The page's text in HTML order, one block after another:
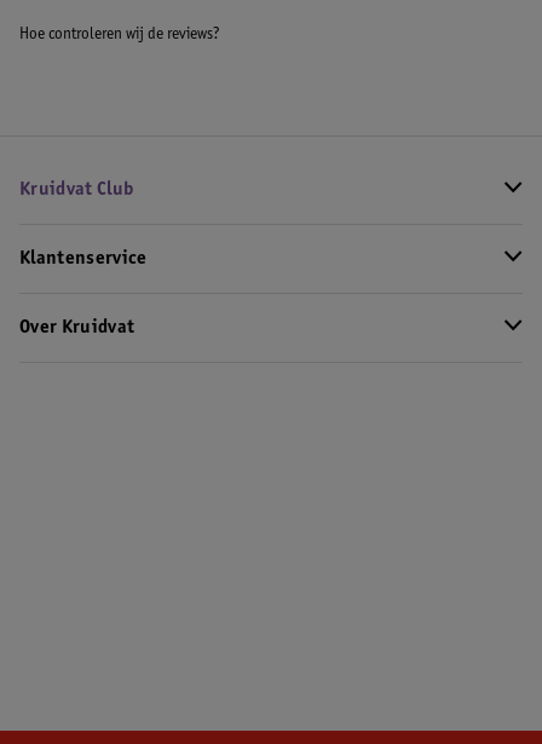
Hoe controleren wij de reviews?
Kruidvat Club
Klantenservice
Over Kruidvat